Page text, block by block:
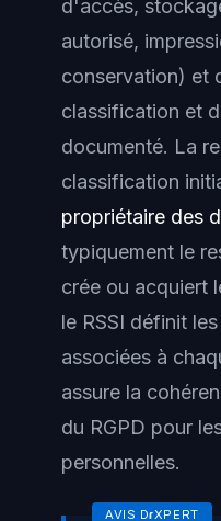
d'accès,
autorisé,
conservation) et
classification et
documenté. La
classification
propriétaire des
typiquement le
crée ou acquiert
le RSSI définit
associées à
assure la
du RGPD pour
personnelles.